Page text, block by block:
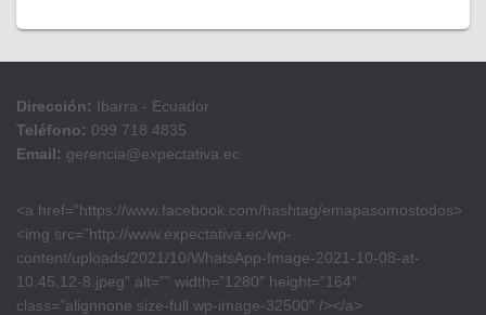
Dirección: Ibarra - Ecuador
Teléfono: 099 718 4835
Email: gerencia@expectativa.ec
<a href=”https://www.facebook.com/hashtag/emapasomostodos>
<img src=”http://www.expectativa.ec/wp-
content/uploads/2021/10/WhatsApp-Image-2021-10-08-at-
10.45.12-8.jpeg” alt=”” width=”1280″ height=”164″
class=”alignnone size-full wp-image-32500″ /></a>